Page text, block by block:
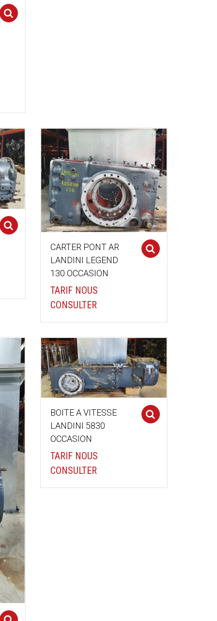
Select options
CARTER PONT AR
LANDINI LEGEND
130 OCCASION
TARIF NOUS
CONSULTER
BOITE A VITESSE
LANDINI 5830
OCCASION
TARIF NOUS
CONSULTER